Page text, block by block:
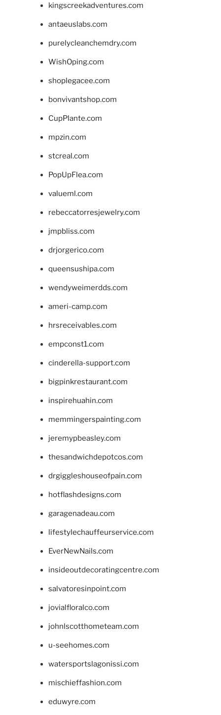
kingscreekadventures.com
antaeuslabs.com
purelycleanchemdry.com
WishOping.com
shoplegacee.com
bonvivantshop.com
CupPlante.com
mpzin.com
stcreal.com
PopUpFlea.com
valueml.com
rebeccatorresjewelry.com
jmpbliss.com
drjorgerico.com
queensushipa.com
wendyweimerdds.com
ameri-camp.com
hrsreceivables.com
empconst1.com
cinderella-support.com
bigpinkrestaurant.com
inspirehuahin.com
memmingerspainting.com
jeremypbeasley.com
thesandwichdepotcos.com
drgiggleshouseofpain.com
hotflashdesigns.com
garagenadeau.com
lifestylechauffeurservice.com
EverNewNails.com
insideoutdecoratingcentre.com
salvatoresinpoint.com
jovialfloralco.com
johnlscotthometeam.com
u-seehomes.com
watersportslagonissi.com
mischieffashion.com
eduwyre.com